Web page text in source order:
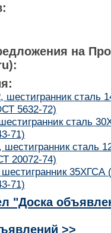
на
шестигранник сталь
5632-72)
сталь
71)
сталь
20072-74)
35ХГСА
71)
"Доска
>>